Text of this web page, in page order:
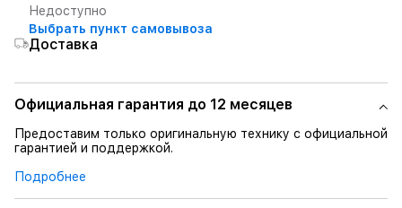
Недоступно
Выбрать пункт самовывоза
Доставка
Официальная гарантия до 12 месяцев
Предоставим только оригинальную технику с официальной
гарантией и поддержкой.
Подробнее